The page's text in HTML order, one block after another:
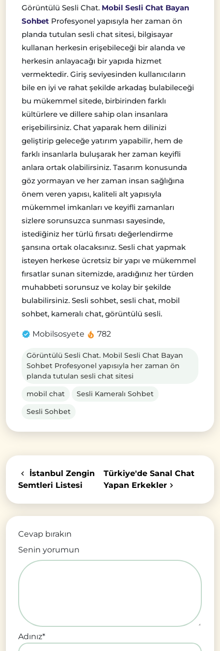
Görüntülü Sesli Chat. Mobil Sesli Chat Bayan
Sohbet Profesyonel yapısıyla her zaman ön
planda tutulan sesli chat sitesi, bilgisayar
kullanan herkesin erişebileceği bir alanda ve
herkesin anlayacağı bir yapıda hizmet
vermektedir. Giriş seviyesinden kullanıcıların
bile en iyi ve rahat şekilde arkadaş bulabileceği
bu mükemmel sitede, birbirinden farklı
kültürlere ve dillere sahip olan insanlara
erişebilirsiniz. Chat yaparak hem dilinizi
geliştirip geleceğe yatırım yapabilir, hem de
farklı insanlarla buluşarak her zaman keyifli
anlara ortak olabilirsiniz. Tasarım konusunda
göz yormayan ve her zaman insan sağlığına
önem veren yapısı, kaliteli alt yapısıyla
mükemmel imkanları ve keyifli zamanları
sizlere sorunsuzca sunması sayesinde,
istediğiniz her türlü fırsatı değerlendirme
şansına ortak olacaksınız. Sesli chat yapmak
isteyen herkese ücretsiz bir yapı ve mükemmel
fırsatlar sunan sitemizde, aradığınız her türden
muhabbeti sorunsuz ve kolay bir şekilde
bulabilirsiniz. Sesli sohbet, sesli chat, mobil
sohbet, kameralı chat, görüntülü sesli.
Mobilsosyete 782
Görüntülü Sesli Chat. Mobil Sesli Chat Bayan
Sohbet Profesyonel yapısıyla her zaman ön
planda tutulan sesli chat sitesi
mobil chat
Sesli Kameralı Sohbet
Sesli Sohbet
İstanbul Zengin
Semtleri Listesi
Türkiye'de Sanal Chat
Yapan Erkekler
Cevap bırakın
Senin yorumun
Adınız*